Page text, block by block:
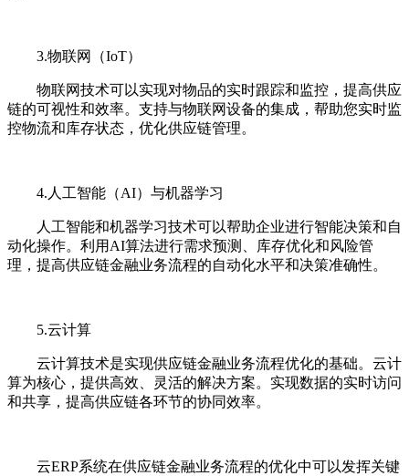
3.物联网（IoT）
物联网技术可以实现对物品的实时跟踪和监控，提高供应
链的可视性和效率。支持与物联网设备的集成，帮助您实时监
控物流和库存状态，优化供应链管理。
4.人工智能（AI）与机器学习
人工智能和机器学习技术可以帮助企业进行智能决策和自
动化操作。利用AI算法进行需求预测、库存优化和风险管
理，提高供应链金融业务流程的自动化水平和决策准确性。
5.云计算
云计算技术是实现供应链金融业务流程优化的基础。云计
算为核心，提供高效、灵活的解决方案。实现数据的实时访问
和共享，提高供应链各环节的协同效率。
云ERP系统在供应链金融业务流程的优化中可以发挥关键